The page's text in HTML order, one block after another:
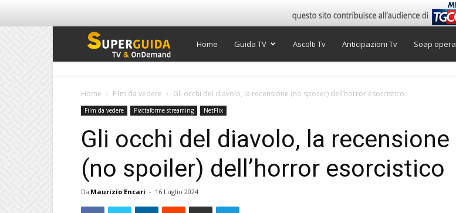
Super
TV
Home Guida TV Ascolti Tv Anticipazioni Tv Soap opera
Home Film da vedere Gli occhi del diavolo, la recensione (no spoiler) dell’horror esorcistico
Film da vedere Piattaforme streaming NetFlix
Gli occhi del diavolo, la recensione
(no spoiler) dell’horror esorcistico
Da Maurizio Encari - 16 Luglio 2024